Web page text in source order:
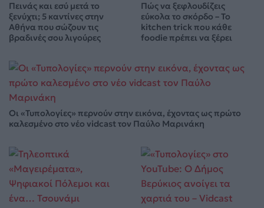
Πεινάς και εσύ μετά το
ξενύχτι; 5 καντίνες στην
Αθήνα που σώζουν τις
βραδινές σου λιγούρες
Πώς να ξεφλουδίζεις
εύκολα το σκόρδο – Το
kitchen trick που κάθε
foodie πρέπει να ξέρει
Οι «Τυπολογίες» περνούν στην εικόνα, έχοντας ως πρώτο
καλεσμένο στο νέο vidcast τον Παύλο Μαρινάκη